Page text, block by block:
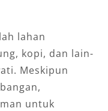
lahan
kopi, dan lain-
Meskipun
untuk